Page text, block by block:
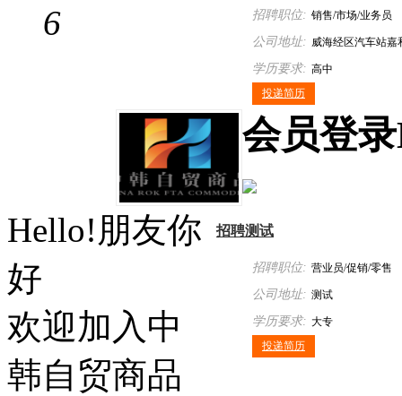
招聘职位: 销售/市场/业务员
公司地址: 威海经区汽车站嘉
楼710室
学历要求: 高中
投递简历
招聘测试
招聘职位: 营业员/促销/零售
公司地址: 测试
学历要求: 大专
投递简历
6
会员登录
Hello!朋友你
好
欢迎加入中
韩自贸商品